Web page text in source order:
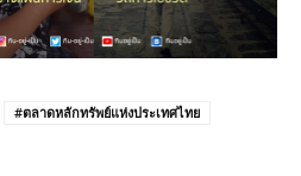
#ตลาดหลักทรัพย์แห่งประเทศไทย